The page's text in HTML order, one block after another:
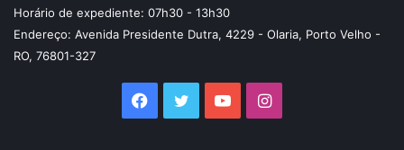
Horário de expediente: 07h30 - 13h30
Endereço: Avenida Presidente Dutra, 4229 - Olaria, Porto Velho -
RO, 76801-327
Facebook
TwitterYouTubeInstagram